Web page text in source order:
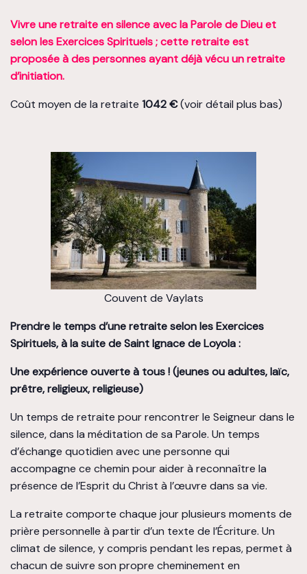
Vivre une retraite en silence avec la Parole de Dieu et
selon les Exercices Spirituels ; cette retraite est
proposée à des personnes ayant déjà vécu un retraite
d’initiation.
Coût moyen de la retraite 1042 €(voir détail plus bas)
Couvent de Vaylats
Prendre le temps d’une retraite selon les Exercices
Spirituels, à la suite de Saint Ignace de Loyola :
Une expérience ouverte à tous ! (jeunes ou adultes, laïc,
prêtre, religieux, religieuse)
Un temps de retraite pour rencontrer le Seigneur dans le
silence, dans la méditation de sa Parole. Un temps
d’échange quotidien avec une personne qui
accompagne ce chemin pour aider à reconnaître la
présence de l’Esprit du Christ à l’œuvre dans sa vie.
La retraite comporte chaque jour plusieurs moments de
prière personnelle à partir d’un texte de l’Écriture. Un
climat de silence, y compris pendant les repas, permet à
chacun de suivre son propre cheminement en